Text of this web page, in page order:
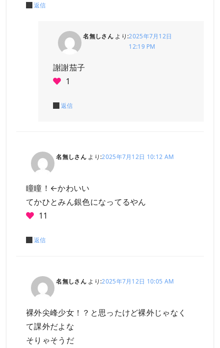
返信
名無しさん より:2025年7月12日
12:19 PM
謝謝茄子
1
返信
名無しさん より:2025年7月12日 10:12 AM
瞳瞳！←かわいい
てかひとみん銀色になってるやん
11
返信
名無しさん より:2025年7月12日 10:05 AM
裸外尖峰少女！？と思ったけど裸外じゃなく
て課外だよな
そりゃそうだ